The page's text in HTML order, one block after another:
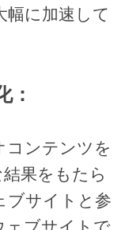
幅に加速して
コンテンツを
果をもたら
ブサイトと参